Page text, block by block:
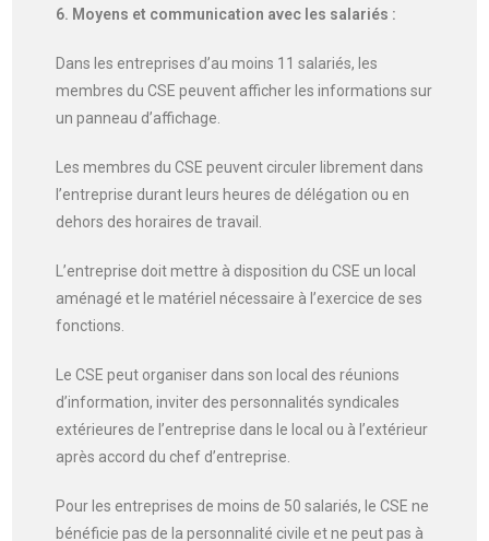
6. Moyens et communication avec les salariés :
Dans les entreprises d’au moins 11 salariés, les
membres du CSE peuvent afficher les informations sur
un panneau d’affichage.
Les membres du CSE peuvent circuler librement dans
l’entreprise durant leurs heures de délégation ou en
dehors des horaires de travail.
L’entreprise doit mettre à disposition du CSE un local
aménagé et le matériel nécessaire à l’exercice de ses
fonctions.
Le CSE peut organiser dans son local des réunions
d’information, inviter des personnalités syndicales
extérieures de l’entreprise dans le local ou à l’extérieur
après accord du chef d’entreprise.
Pour les entreprises de moins de 50 salariés, le CSE ne
bénéficie pas de la personnalité civile et ne peut pas à